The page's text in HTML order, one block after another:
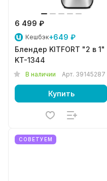
6 499 ₽
Кешбэк+649 ₽
Блендер KITFORT "2 в 1"
KT-1344
В наличии Арт. 39145287
Купить
СОВЕТУЕМ